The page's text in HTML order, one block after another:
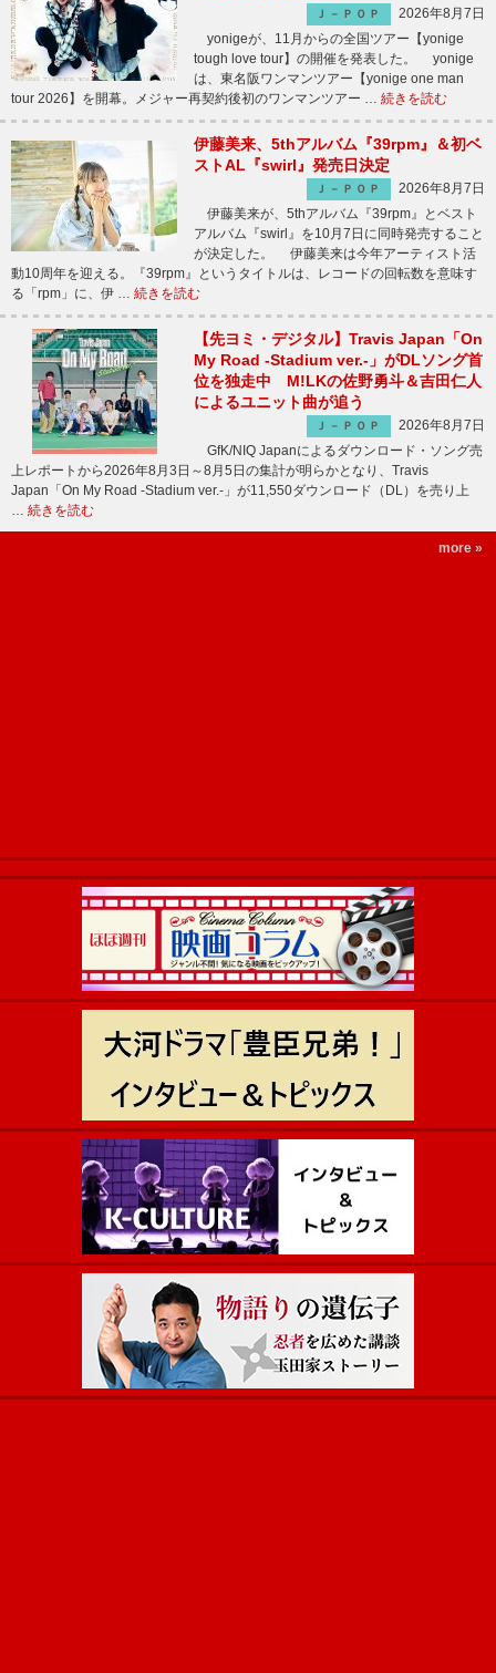
Ｊ－ＰＯＰ
2026年8月7日
yonigeが、11月からの全国ツアー【yonige
tough love tour】の開催を発表した。 yonige
は、東名阪ワンマンツアー【yonige one man
tour 2026】を開幕。メジャー再契約後初のワンマンツアー … 続きを読む
伊藤美来、5thアルバム『39rpm』＆初ベ
ストAL『swirl』発売日決定
Ｊ－ＰＯＰ
2026年8月7日
伊藤美来が、5thアルバム『39rpm』とベスト
アルバム『swirl』を10月7日に同時発売すること
が決定した。 伊藤美来は今年アーティスト活
動10周年を迎える。『39rpm』というタイトルは、レコードの回転数を意味す
る「rpm」に、伊 … 続きを読む
【先ヨミ・デジタル】Travis Japan「On
My Road -Stadium ver.-」がDLソング首
位を独走中 M!LKの佐野勇斗＆吉田仁人
によるユニット曲が追う
Ｊ－ＰＯＰ
2026年8月7日
GfK/NIQ Japanによるダウンロード・ソング売
上レポートから2026年8月3日～8月5日の集計が明らかとなり、Travis
Japan「On My Road -Stadium ver.-」が11,550ダウンロード（DL）を売り上
… 続きを読む
more »